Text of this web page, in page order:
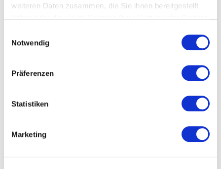
weiteren Daten zusammen, die Sie ihnen bereitgestellt
Cookies, wenn Sie unsere Webseite weiterhin nutzen.
Notwendig
Präferenzen
Statistiken
Marketing